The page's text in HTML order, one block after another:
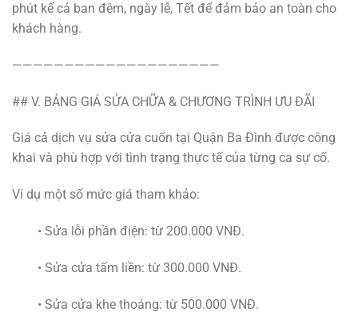
phút kể cả ban đêm, ngày lễ, Tết để đảm bảo an toàn cho
khách hàng.
————————————————————
## V. BẢNG GIÁ SỬA CHỮA & CHƯƠNG TRÌNH ƯU ĐÃI
Giá cả dịch vụ sửa cửa cuốn tại Quận Ba Đình được công
khai và phù hợp với tình trạng thực tế của từng ca sự cố.
Ví dụ một số mức giá tham khảo:
• Sửa lỗi phần điện: từ 200.000 VNĐ.
• Sửa cửa tấm liền: từ 300.000 VNĐ.
• Sửa cửa khe thoáng: từ 500.000 VNĐ.